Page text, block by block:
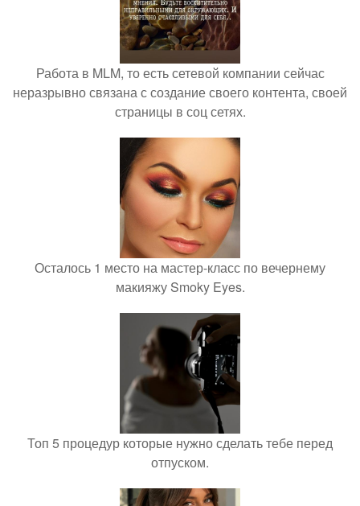
Работа в MLM, то есть сетевой компании сейчас
неразрывно связана с создание своего контента, своей
страницы в соц сетях.
Осталось 1 место на мастер-класс по вечернему
макияжу Smoky Eyes.
Топ 5 процедур которые нужно сделать тебе перед
отпуском.